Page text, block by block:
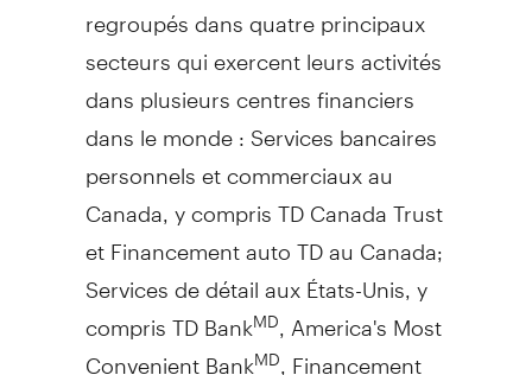
regroupés dans quatre principaux
secteurs qui exercent leurs activités
dans plusieurs centres financiers
dans le monde : Services bancaires
personnels et commerciaux au
Canada , y compris TD Canada Trust
et Financement auto TD au Canada;
Services de détail aux États-Unis, y
compris TD BankMD , America's Most
Convenient BankMD , Financement